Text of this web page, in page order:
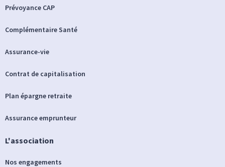
Prévoyance CAP
Complémentaire Santé
Assurance-vie
Contrat de capitalisation
Plan épargne retraite
Assurance emprunteur
L'association
Nos engagements